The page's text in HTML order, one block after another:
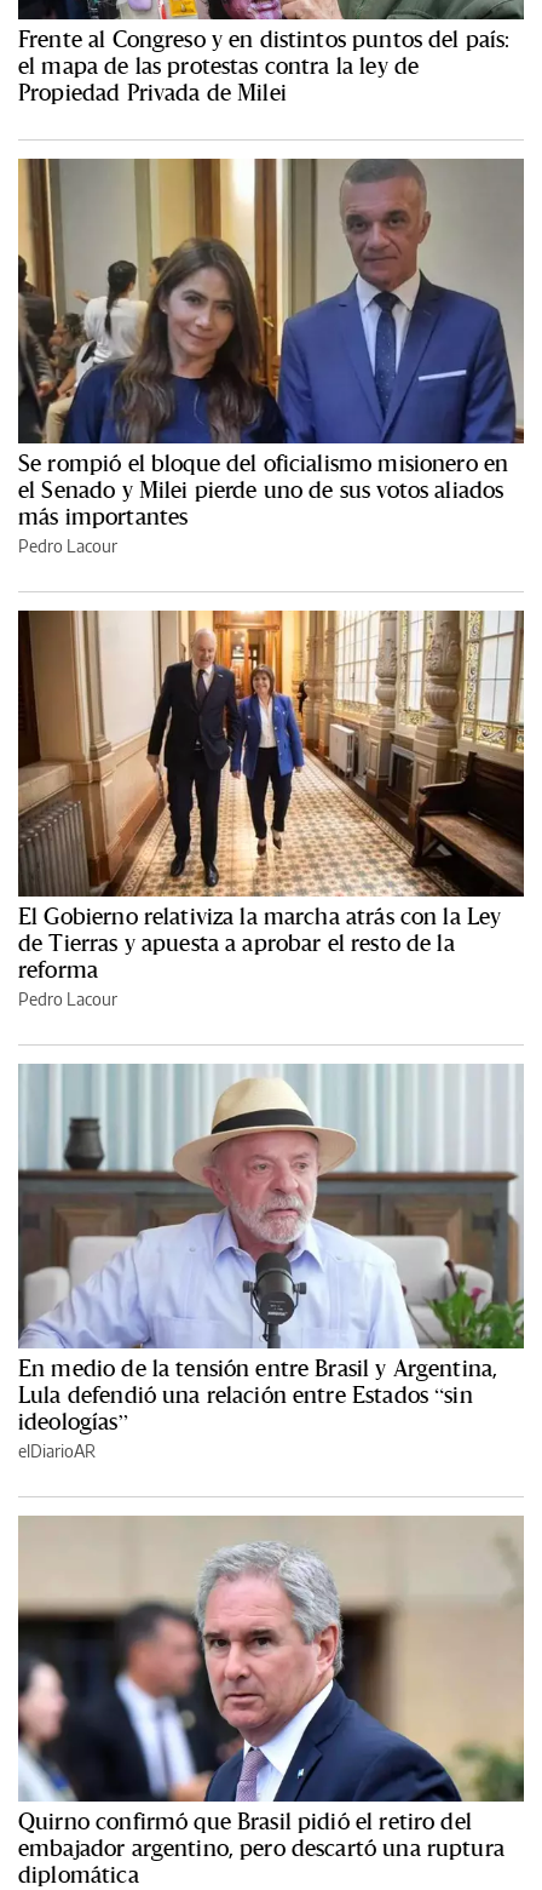
Frente al Congreso y en distintos puntos del país:
el mapa de las protestas contra la ley de
Propiedad Privada de Milei
Se rompió el bloque del oficialismo misionero en
el Senado y Milei pierde uno de sus votos aliados
más importantes
Pedro Lacour
El Gobierno relativiza la marcha atrás con la Ley
de Tierras y apuesta a aprobar el resto de la
reforma
Pedro Lacour
En medio de la tensión entre Brasil y Argentina,
Lula defendió una relación entre Estados “sin
ideologías”
elDiarioAR
Quirno confirmó que Brasil pidió el retiro del
embajador argentino, pero descartó una ruptura
diplomática